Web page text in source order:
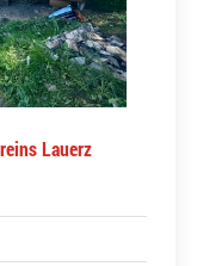
Lauerz